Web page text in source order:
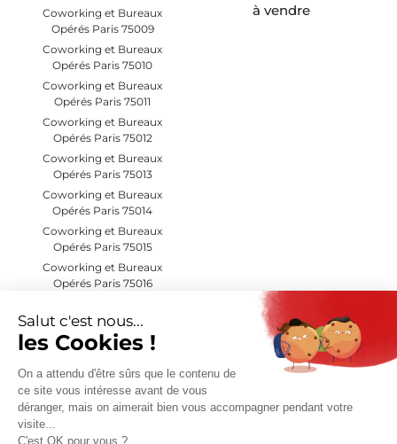
Coworking et Bureaux
Opérés Paris 75009
Coworking et Bureaux
Opérés Paris 75010
Coworking et Bureaux
Opérés Paris 75011
Coworking et Bureaux
Opérés Paris 75012
Coworking et Bureaux
Opérés Paris 75013
Coworking et Bureaux
Opérés Paris 75014
Coworking et Bureaux
Opérés Paris 75015
Coworking et Bureaux
Opérés Paris 75016
Opérés Paris 75017
Coworking et Bureaux
Opérés Paris 75018
Coworking et Bureaux
Opérés Paris 75019
Coworking et Bureaux
Opérés Paris 75020
à vendre